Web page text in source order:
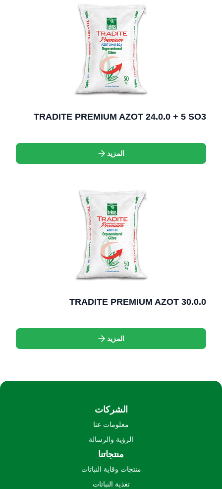
TRADITE PREMIUM AZOT 24.0.0 + 5 SO3
المزيد
TRADITE PREMIUM AZOT 30.0.0
المزيد
الشركات
معلومات عنا
الرؤية والرسالة
منتجاتنا
منتجات وقاية النباتات
تغذية النباتات